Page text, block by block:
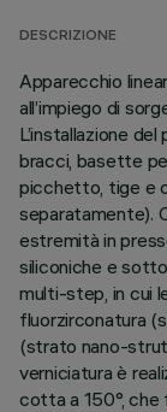
DESCRIZIONE
Apparecchio
all’impiego di
L’installazione
bracci, basette
picchetto, tige e
separatamente).
estremità in
siliconiche e
multi-step, in cui
fluorzirconatura
(strato nano-
verniciatura è
cotta a 150°, che